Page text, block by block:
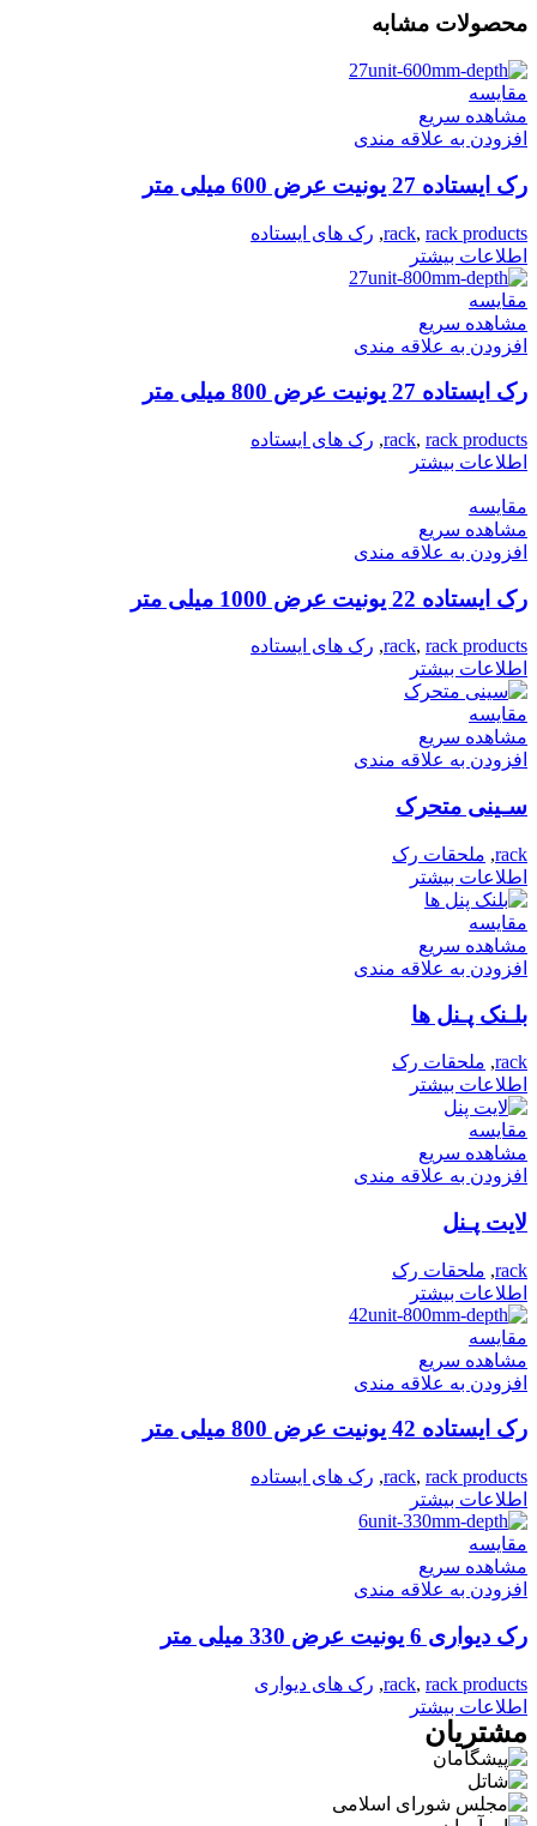
محصولات مشابه
مقایسه
مشاهده سریع
افزودن به علاقه مندی
رک ایستاده 27 یونیت عرض 600 میلی متر
rack, rack products
, رک های ایستاده
اطلاعات بیشتر
مقایسه
مشاهده سریع
افزودن به علاقه مندی
رک ایستاده 27 یونیت عرض 800 میلی متر
rack, rack products
, رک های ایستاده
اطلاعات بیشتر
مقایسه
مشاهده سریع
افزودن به علاقه مندی
رک ایستاده 22 یونیت عرض 1000 میلی متر
rack, rack products
, رک های ایستاده
اطلاعات بیشتر
مقایسه
مشاهده سریع
افزودن به علاقه مندی
سـینی متحرک
rack
, ملحقات رک
اطلاعات بیشتر
مقایسه
مشاهده سریع
افزودن به علاقه مندی
بلـنک پـنل ها
rack
, ملحقات رک
اطلاعات بیشتر
مقایسه
مشاهده سریع
افزودن به علاقه مندی
لایت پـنل
rack
, ملحقات رک
اطلاعات بیشتر
مقایسه
مشاهده سریع
افزودن به علاقه مندی
رک ایستاده 42 یونیت عرض 800 میلی متر
rack, rack products
, رک های ایستاده
اطلاعات بیشتر
مقایسه
مشاهده سریع
افزودن به علاقه مندی
رک دیواری 6 یونیت عرض 330 میلی متر
rack, rack products
, رک های دیواری
اطلاعات بیشتر
مشتریان